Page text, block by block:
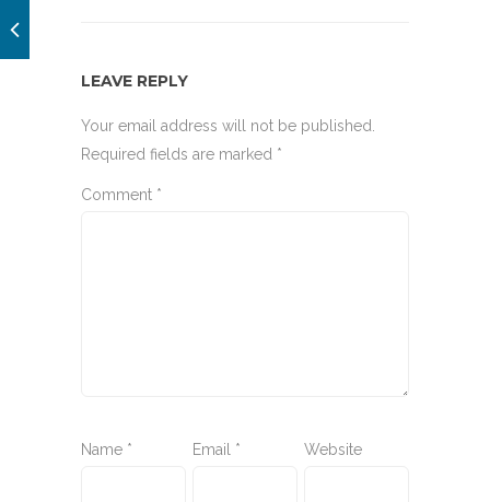
LEAVE REPLY
Your email address will not be published.
Required fields are marked *
Comment *
Name * Email * Website